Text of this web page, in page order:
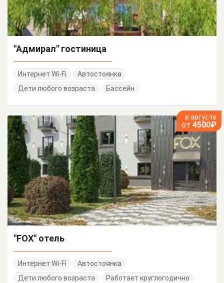
"Адмирал" гостиница
Интернет Wi-Fi
Автостоянка
Дети любого возраста
Бассейн
в августе
от 4500₽
"FOX" отель
Интернет Wi-Fi
Автостоянка
Дети любого возраста
Работает круглогодично